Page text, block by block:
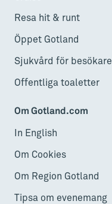
Resa hit & runt
Öppet Gotland
Sjukvård för besökare
Offentliga toaletter
Om Gotland.com
In English
Om Cookies
Om Region Gotland
Tipsa om evenemang